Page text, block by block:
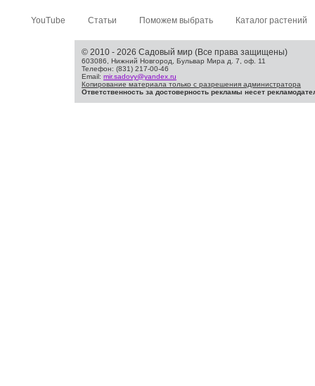
YouTube Статьи Поможем выбрать Каталог растений
© 2010 - 2026 Садовый мир (Все права защищены)
603086, Нижний Новгород, Бульвар Мира д. 7, оф. 11
Телефон: (831) 217-00-46
Email: mir.sadovy@yandex.ru
Копирование материала только с разрешения администратора
Ответственность за достоверность рекламы несет